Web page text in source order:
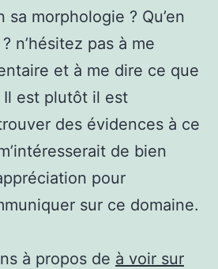
sa morphologie ? Qu’en
n’hésitez pas à me
et à me dire ce que
est plutôt il est
des évidences à ce
de bien
pour
sur ce domaine.
à propos de à voir sur